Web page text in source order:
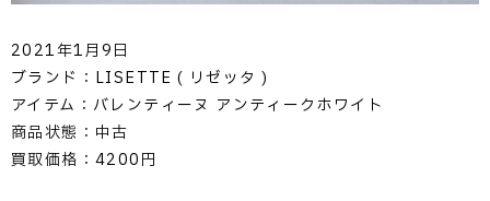
2021年1月9日
ブランド：LISETTE ( リゼッタ )
アイテム：バレンティーヌ アンティークホワイト
商品状態：中古
買取価格：4200円